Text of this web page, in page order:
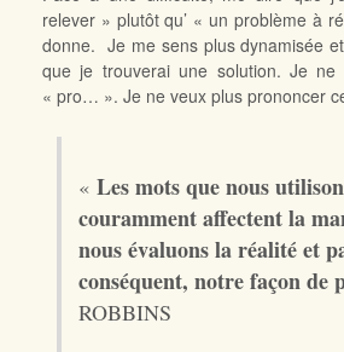
relever » plutôt qu’ « un problème à
donne. Je me sens plus dynamisée
que je trouverai une solution. Je
« pro… ». Je ne veux plus prononcer
«Les mots que nous
couramment affectent la
nous évaluons la réalité et
conséquent, notre façon de
ROBBINS